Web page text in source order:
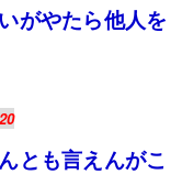
がやたら他人を
とも言えんがこ